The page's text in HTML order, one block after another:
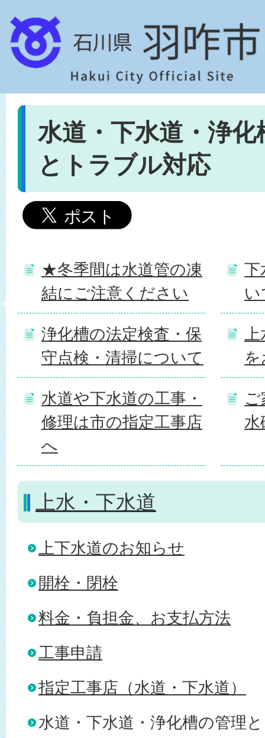
水道・下水道・浄化
とトラブル対応
★冬季間は水道管の凍
結にご注意ください
下
い
浄化槽の法定検査・保
守点検・清掃について
水道や下水道の工事・
修理は市の指定工事店
へ
水
上水・下水道
上下水道のお知らせ
開栓・閉栓
料金・負担金、お支払方法
工事申請
指定工事店（水道・下水道）
水道・下水道・浄化槽の管理